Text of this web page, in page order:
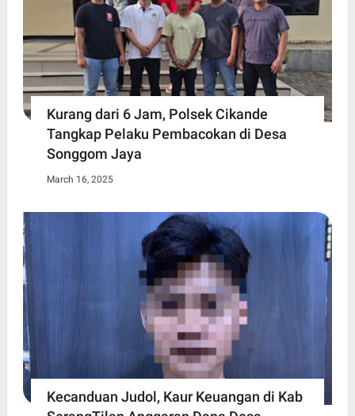
Kurang dari 6 Jam, Polsek Cikande
Tangkap Pelaku Pembacokan di Desa
Songgom Jaya
March 16, 2025
Kecanduan Judol, Kaur Keuangan di Kab